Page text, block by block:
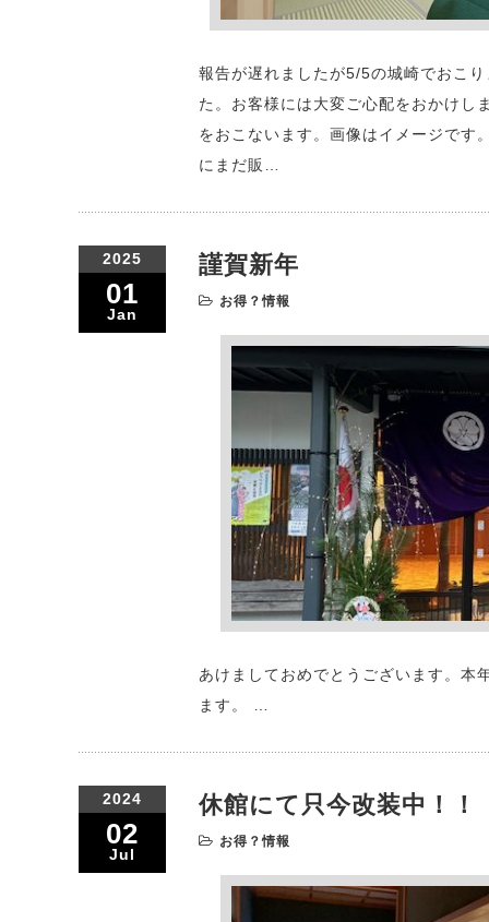
報告が遅れましたが5/5の城崎でおこ
た。お客様には大変ご心配をおかけし
をおこないます。画像はイメージです
にまだ販…
2025
01
Jan
謹賀新年
お得？情報
あけましておめでとうございます。本
ます。 …
2024
02
Jul
休館にて只今改装中！！
お得？情報